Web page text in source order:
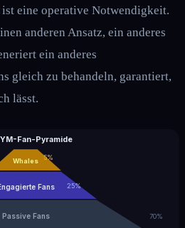
eine operative Notwendigkeit.
anderen Ansatz, ein anderes
ein anderes
gleich zu behandeln, garantiert,
lässt.
Fan-Pyramide
Passive Fans 70%
Fans 25%
Whales 5%